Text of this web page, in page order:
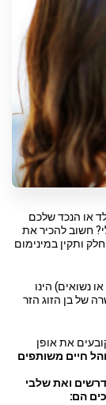
או הנכד שלכם
חשוב להכיר את
ותקין במינימום
נשואים) הינו
של בן הזוג הזר
את אופן
חיים משותפים
ואת שלבי
הם: